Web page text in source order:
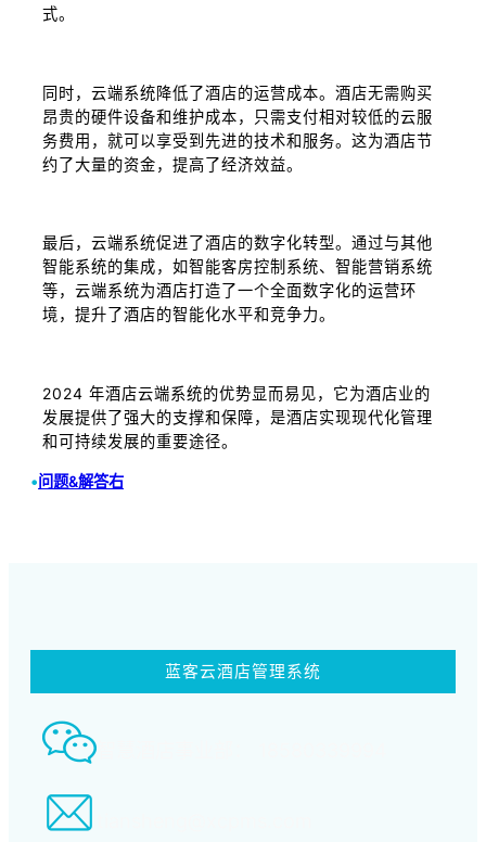
式。
同时，云端系统降低了酒店的运营成本。酒店无需购买
昂贵的硬件设备和维护成本，只需支付相对较低的云服
务费用，就可以享受到先进的技术和服务。这为酒店节
约了大量的资金，提高了经济效益。
最后，云端系统促进了酒店的数字化转型。通过与其他
智能系统的集成，如智能客房控制系统、智能营销系统
等，云端系统为酒店打造了一个全面数字化的运营环
境，提升了酒店的智能化水平和竞争力。
2024 年酒店云端系统的优势显而易见，它为酒店业的
发展提供了强大的支撑和保障，是酒店实现现代化管理
和可持续发展的重要途径。
•问题&解答右
蓝客云酒店管理系统
智慧酒店事业部： 18580339994